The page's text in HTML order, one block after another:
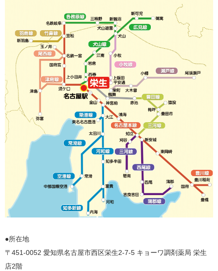
●所在地
〒451-0052 愛知県名古屋市西区栄生2-7-5 キョーワ調剤薬局 栄生
店2階